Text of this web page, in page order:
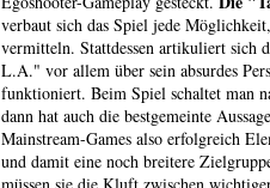
verbaut sich das Spiel jede
vermitteln. Stattdessen artikuliert sich
L.A." vor allem über sein absurdes
funktioniert. Beim Spiel schaltet man
dann hat auch die bestgemeinte
Mainstream-Games also erfolgreich
und damit eine noch breitere